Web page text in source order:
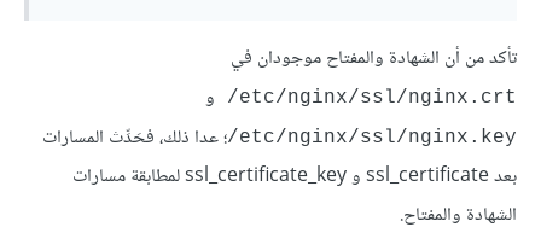
تأكد من أن الشهادة والمفتاح موجودان في
‎/etc/nginx/ssl/nginx.crt
و
/etc/nginx/ssl/nginx.key؛ عدا ذلك، فحَدِّث المسارات
بعد ssl_certificate و ssl_certificate_key لمطابقة مسارات
الشهادة والمفتاح.